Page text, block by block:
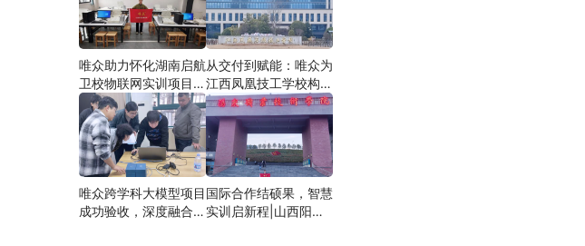
唯众助力怀化湖南启航
卫校物联网实训项目圆
满交付，共筑医工融合
人才培养新生态
从交付到赋能：唯众为
江西凤凰技工学校构建
“教、学、做”一体化网
络实训环境
唯众跨学科大模型项目
成功验收，深度融合边
国际合作结硕果，智慧
实训启新程|山西阳泉